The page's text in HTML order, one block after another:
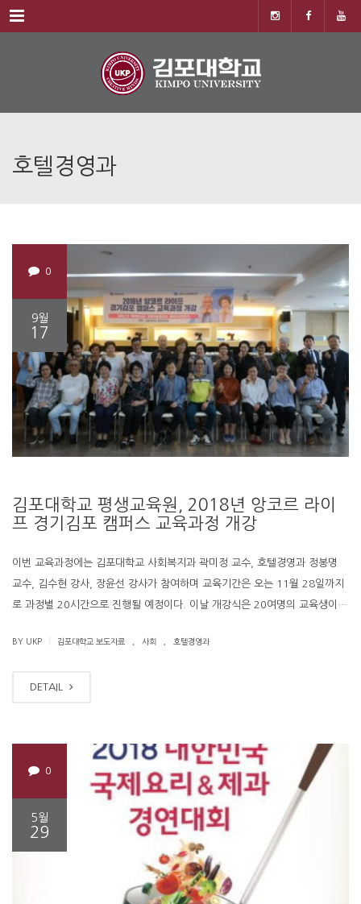
Menu
호텔경영과
0
9월
17
김포대학교 평생교육원, 2018년 앙코르 라이
프 경기김포 캠퍼스 교육과정 개강
이번 교육과정에는 김포대학교 사회복지과 곽미정 교수, 호텔경영과 정봉명
교수, 김수현 강사, 장윤선 강사가 참여하며 교육기간은 오는 11월 28일까지
로 과정별 20시간으로 진행될 예정이다. 이날 개강식은 20여명의 교육생이…
BY UKP 김포대학교 보도자료 사회 호텔경영과
DETAIL
0
5월
29